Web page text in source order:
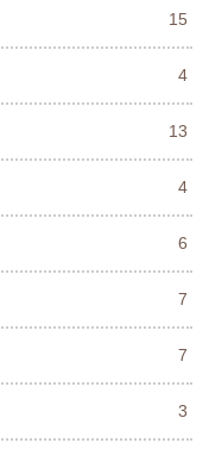
15
4
13
4
6
7
7
3